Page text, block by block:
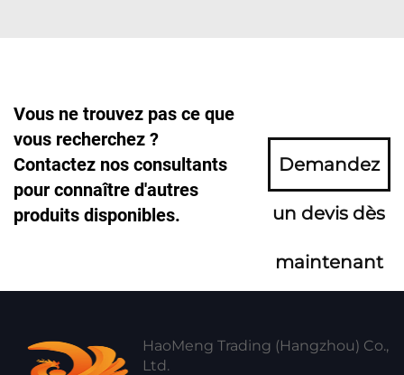
Vous ne trouvez pas ce que
vous recherchez ?
Contactez nos consultants
pour connaître d'autres
produits disponibles.
Demandez
un devis dès
maintenant
HaoMeng Trading (Hangzhou) Co.,
Ltd.